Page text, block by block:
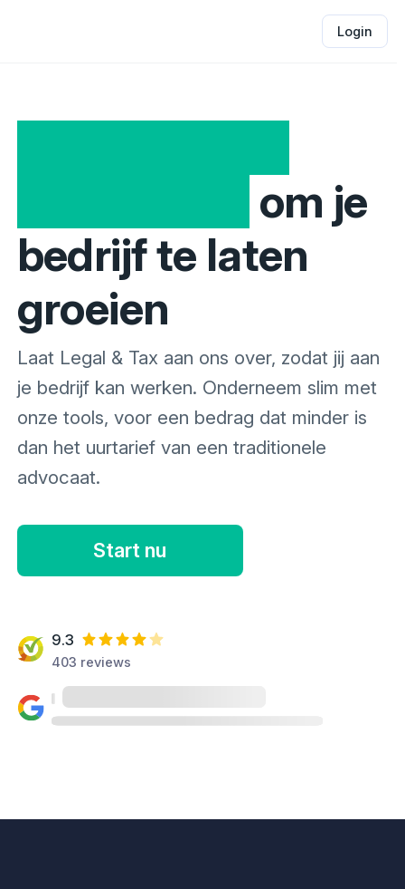
Login
om je
bedrijf te laten
groeien
Laat Legal & Tax aan ons over, zodat jij aan
je bedrijf kan werken. Onderneem slim met
onze tools, voor een bedrag dat minder is
dan het uurtarief van een traditionele
advocaat.
Start nu
9.3
403 reviews